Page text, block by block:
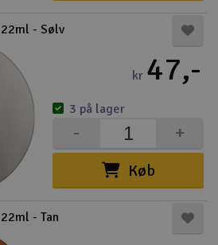
- Sølv
kr 47,-
Køb
+
-
3 på lager
- Tan